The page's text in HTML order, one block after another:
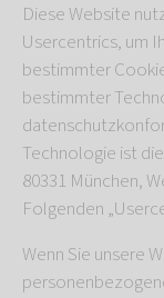
Diese Website
Usercentrics, um
bestimmter
bestimmter
Technologie ist
80331 München,
Folgenden
Wenn Sie unsere